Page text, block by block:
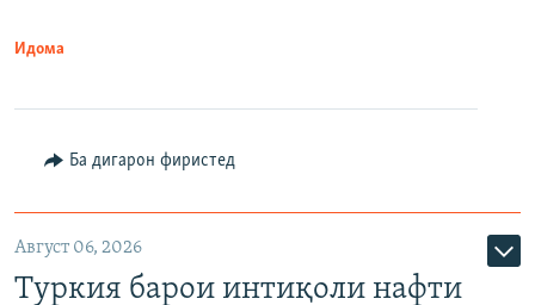
Идома
Ба дигарон фиристед
Август 06, 2026
Туркия барои интиқоли нафти